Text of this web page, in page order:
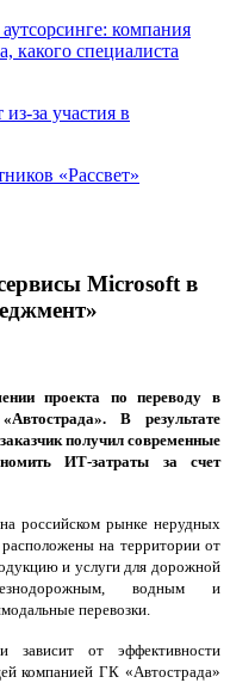
компания
какого специалиста
за участия в
«Рассвет»
Microsoft в
проекта по переводу в
В результате
получил современные
ИТ-затраты за счет
российском рынке нерудных
расположены на территории от
и услуги для дорожной
водным и
перевозки.
зависит от эффективности
компанией ГК «Автострада»